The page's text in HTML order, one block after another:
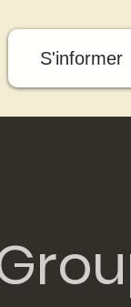
S'informer